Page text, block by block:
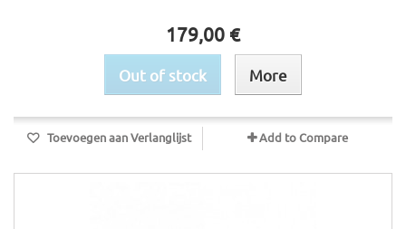
179,00 €
Out of stock More
Toevoegen aan Verlanglijst Add to Compare